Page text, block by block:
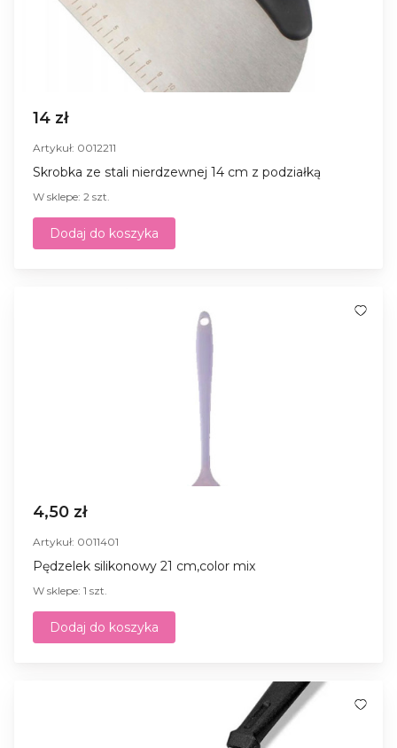
14 zł
Artykuł: 0012211
Skrobka ze stali nierdzewnej 14 cm z podziałką
W sklepe: 2 szt.
Dodaj do koszyka
4,50 zł
Artykuł: 0011401
Pędzelek silikonowy 21 cm,сolor mix
W sklepe: 1 szt.
Dodaj do koszyka